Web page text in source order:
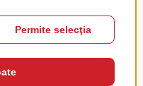
alegi șezlongurile